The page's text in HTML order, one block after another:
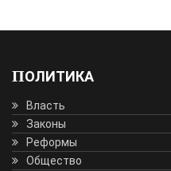
ПОЛИТИКА
Власть
Законы
Реформы
Общество